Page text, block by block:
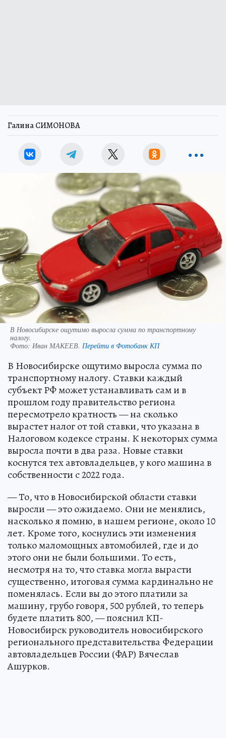
В Новосибирске ощутимо выросла сумма по транспортному
налогу.
В Новосибирске ощутимо выросла сумма по
транспортному налогу. Ставки каждый
субъект РФ может устанавливать сам и в
прошлом году правительство региона
пересмотрело кратность — на сколько
вырастет налог от той ставки, что указана в
Налоговом кодексе страны. К некоторых сумма
выросла почти в два раза. Новые ставки
коснутся тех автовладельцев, у кого машина в
— То, что в Новосибирской области ставки
выросли — это ожидаемо. Они не менялись,
насколько я помню, в нашем регионе, около 10
лет. Кроме того, коснулись эти изменения
только маломощных автомобилей, где и до
этого они не были большими. То есть,
несмотря на то, что ставка могла вырасти
существенно, итоговая сумма кардинально не
поменялась. Если вы до этого платили за
машину, грубо говоря, 500 рублей, то теперь
будете платить 800, — пояснил КП-
Новосибирск руководитель новосибирского
регионального представительства Федерации
автовладельцев России (ФАР) Вячеслав
Ашурков.